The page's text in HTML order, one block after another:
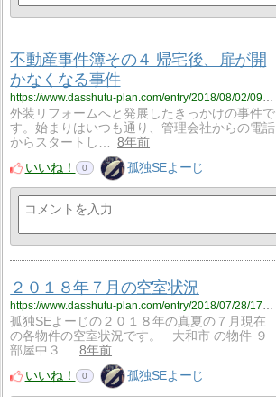
不動産事件簿その４ 帰宅後、扉が開
かなくなる事件
外装リフォームへと発展したきっかけの事件で
す。始まりはいつも通り、管理会社からの電話
からスタートし…
8年前
いいね！
0 孤独SEよーじ
２０１８年７月の空室状況
https://www.dasshutu-plan.com/entry/2018/07/28/174733
孤独SEよーじの２０１８年の真夏の７月現在
の各物件の空室状況です。 大和市 の物件 ９
部屋中３…
8年前
いいね！
0 孤独SEよーじ